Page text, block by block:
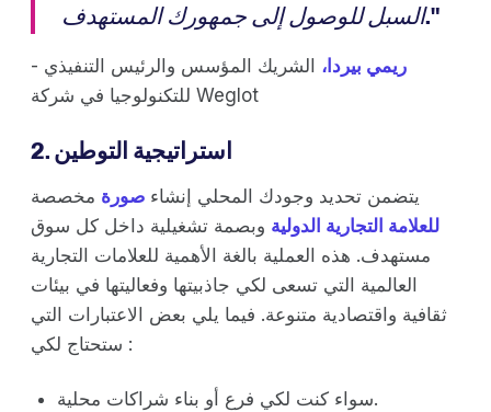
السبل للوصول إلى جمهورك المستهدف."
- ريمي بيردا، الشريك المؤسس والرئيس التنفيذي
للتكنولوجيا في شركة Weglot
2. استراتيجية التوطين
يتضمن تحديد وجودك المحلي إنشاء صورة مخصصة
للعلامة التجارية الدولية وبصمة تشغيلية داخل كل سوق
مستهدف. هذه العملية بالغة الأهمية للعلامات التجارية
العالمية التي تسعى لكي جاذبيتها وفعاليتها في بيئات
ثقافية واقتصادية متنوعة. فيما يلي بعض الاعتبارات التي
ستحتاج لكي :
سواء كنت لكي فرع أو بناء شراكات محلية.